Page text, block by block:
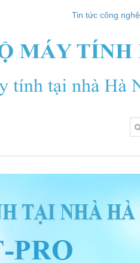
Tin tức công nghệ